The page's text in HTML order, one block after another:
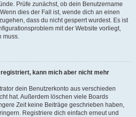
Prüfe zunächst, ob dein Benutzername
dies der Fall ist, wende dich an einen
dass du nicht gesperrt wurdest. Es ist
mit der Website vorliegt,
muss.
kann mich aber nicht mehr
dein Benutzerkonto aus verschieden
hat. Außerdem löschen viele Boards
Zeit keine Beiträge geschrieben haben,
Registriere dich einfach erneut und